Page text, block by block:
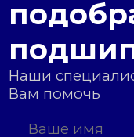
Наши
Вам помочь